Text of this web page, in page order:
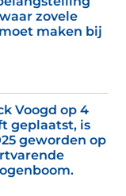
zovele
maken bij
Voogd op 4
geplaatst, is
geworden op